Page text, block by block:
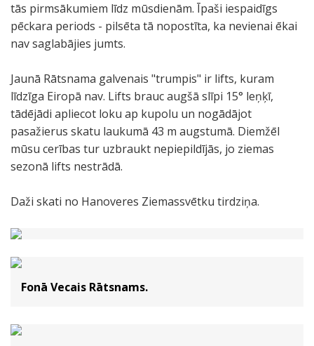
tās pirmsākumiem līdz mūsdienām. Īpaši iespaidīgs
pēckara periods - pilsēta tā nopostīta, ka nevienai ēkai
nav saglabājies jumts.
Jaunā Rātsnama galvenais "trumpis" ir lifts, kuram
līdzīga Eiropā nav. Lifts brauc augšā slīpi 15° leņķī,
tādējādi apliecot loku ap kupolu un nogādājot
pasažierus skatu laukumā 43 m augstumā. Diemžēl
mūsu cerības tur uzbraukt nepiepildījās, jo ziemas
sezonā lifts nestrādā.
Daži skati no Hanoveres Ziemassvētku tirdziņa.
Fonā Vecais Rātsnams.